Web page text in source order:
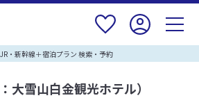
JR・新幹線＋宿泊プラン 検索・予約
大雪山白金観光ホテル）